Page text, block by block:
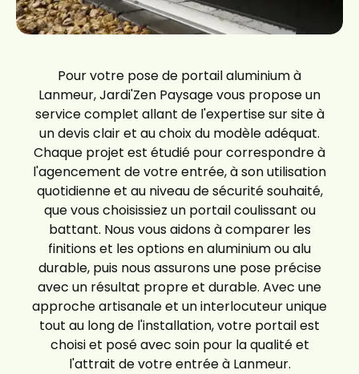
Pour votre pose de portail aluminium à
Lanmeur, Jardi'Zen Paysage vous propose un
service complet allant de l'expertise sur site à
un devis clair et au choix du modèle adéquat.
Chaque projet est étudié pour correspondre à
l'agencement de votre entrée, à son utilisation
quotidienne et au niveau de sécurité souhaité,
que vous choisissiez un portail coulissant ou
battant. Nous vous aidons à comparer les
finitions et les options en aluminium ou alu
durable, puis nous assurons une pose précise
avec un résultat propre et durable. Avec une
approche artisanale et un interlocuteur unique
tout au long de l'installation, votre portail est
choisi et posé avec soin pour la qualité et
l'attrait de votre entrée à Lanmeur.